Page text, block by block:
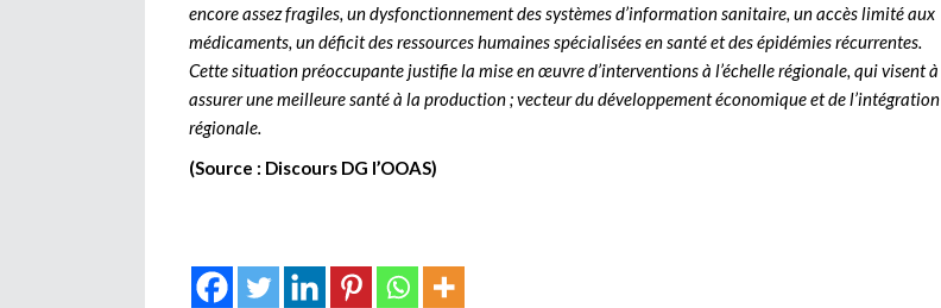
encore assez fragiles, un dysfonctionnement des systèmes d’information sanitaire, un accès limité aux
médicaments, un déficit des ressources humaines spécialisées en santé et des épidémies récurrentes.
Cette situation préoccupante justifie la mise en œuvre d’interventions à l’échelle régionale, qui visent à
assurer une meilleure santé à la production ; vecteur du développement économique et de l’intégration
régionale.
(Source : Discours DG l’OOAS)